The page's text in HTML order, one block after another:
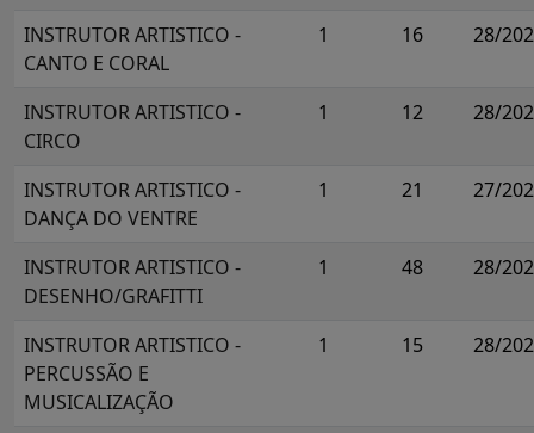
INSTRUTOR ARTISTICO -
CANTO E CORAL
1 16 28/
INSTRUTOR ARTISTICO -
CIRCO
1 12 28/
INSTRUTOR ARTISTICO -
DANÇA DO VENTRE
1 21 27/
INSTRUTOR ARTISTICO -
DESENHO/GRAFITTI
1 48 28/
INSTRUTOR ARTISTICO -
PERCUSSÃO E
MUSICALIZAÇÃO
1 15 28/